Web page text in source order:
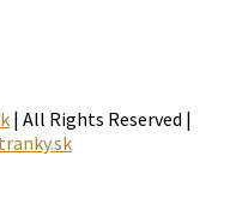
| All Rights Reserved |